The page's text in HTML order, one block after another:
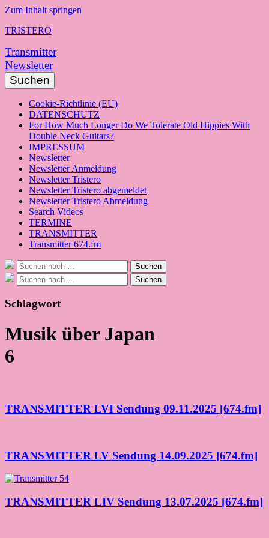
Zum Inhalt springen
TRISTERO
Transmitter
Newsletter
Suchen
Cookie-Richtlinie (EU)
DATENSCHUTZ
For How Much Longer Do We Tolerate Old Hippies With
Double Neck Guitars?
IMPRESSUM
Newsletter
Newsletter Anmeldung
Newsletter Tristero
Newsletter Tristero abgemeldet
Newsletter Tristero Abmeldung
Search Videos
TERMINE
TRANSMITTER
Transmitter 674.fm
Suche
nach:
Suchen
Suche
nach:
Suchen
Schlagwort
Musik über Japan
6
TRANSMITTER LVI Sendung 09.11.2025 [674.fm]
TRANSMITTER LV Sendung 14.09.2025 [674.fm]
TRANSMITTER LIV Sendung 13.07.2025 [674.fm]